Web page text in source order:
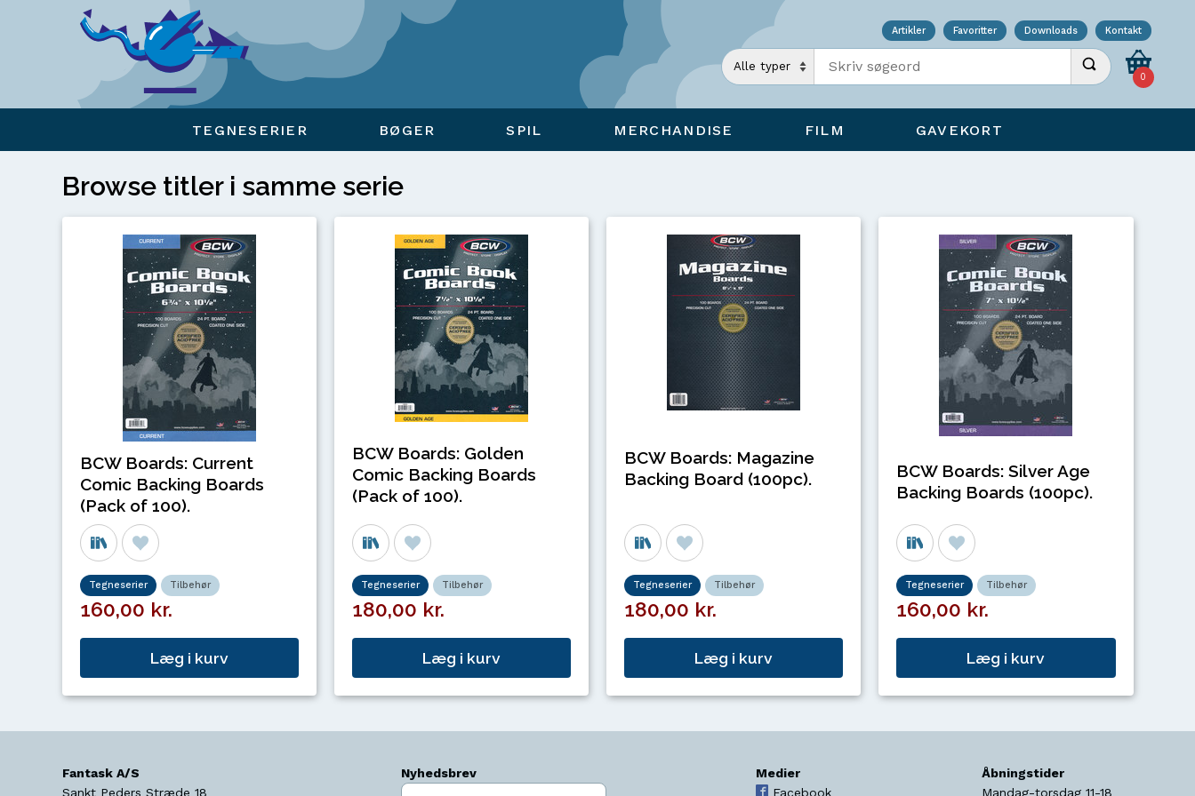
Artikler Favoritter Downloads Kontakt
Indtast søgeord Udfør søgning
0
TEGNESERIER BØGER SPIL MERCHANDISE FILM GAVEKORT
Browse titler i samme serie
BCW Boards: Current
Comic Backing Boards
(Pack of 100).
Tegneserier Tilbehør
160,00 kr.
Læg i kurv
BCW Boards: Golden
Comic Backing Boards
(Pack of 100).
Tegneserier Tilbehør
180,00 kr.
Læg i kurv
BCW Boards: Magazine
Backing Board (100pc).
Tegneserier Tilbehør
180,00 kr.
Læg i kurv
BCW Boards: Silver Age
Backing Boards (100pc).
Tegneserier Tilbehør
160,00 kr.
Læg i kurv
Fantask A/S
Sankt Peders Stræde 18
Nyhedsbrev
Indtast søgeord
Medier
Facebook
Åbningstider
Mandag-torsdag 11-18
Viser overlay for indkøbskurv